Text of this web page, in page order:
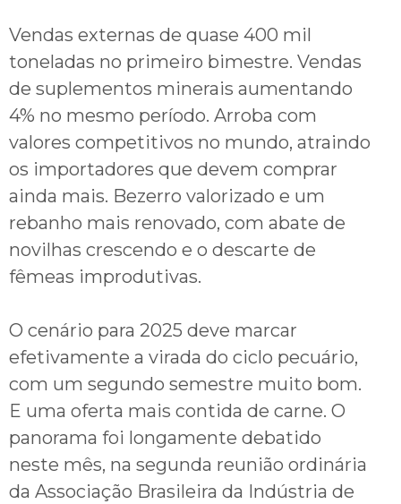
Vendas externas de quase 400 mil
toneladas no primeiro bimestre. Vendas
de suplementos minerais aumentando
4% no mesmo período. Arroba com
valores competitivos no mundo, atraindo
os importadores que devem comprar
ainda mais. Bezerro valorizado e um
rebanho mais renovado, com abate de
novilhas crescendo e o descarte de
fêmeas improdutivas.
O cenário para 2025 deve marcar
efetivamente a virada do ciclo pecuário,
com um segundo semestre muito bom.
E uma oferta mais contida de carne. O
panorama foi longamente debatido
neste mês, na segunda reunião ordinária
da Associação Brasileira da Indústria de